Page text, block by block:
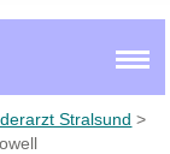
Stralsund >